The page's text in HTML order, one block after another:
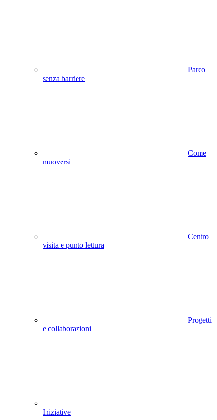
Parco
senza barriere
Come
muoversi
Centro
visita e punto lettura
Progetti
e collaborazioni
Iniziative